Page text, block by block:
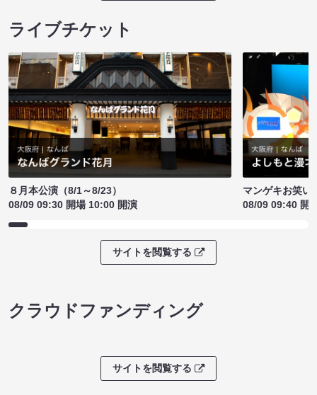
ライブチケット
８月本公演（8/1～8/23）
08/09 09:30 開場 10:00 開演
マンゲキお笑い
08/09 09:40 開
サイトを閲覧する
クラウドファンディング
サイトを閲覧する